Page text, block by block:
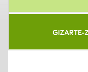
GIZARTE-